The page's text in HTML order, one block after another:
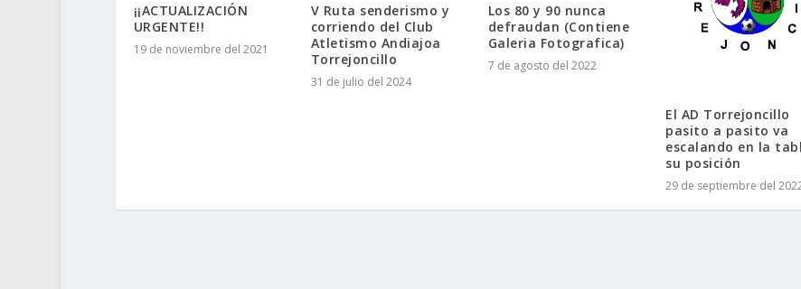
¡¡ACTUALIZACIÓN
URGENTE!!
19 de noviembre del 2021
V Ruta senderismo y
corriendo del Club
Atletismo Andiajoa
Torrejoncillo
31 de julio del 2024
Los 80 y 90 nunca
defraudan (Contiene
Galeria Fotografica)
7 de agosto del 2022
El AD Torrejoncillo
pasito a pasito va
escalando en la
su posición
29 de septiembre del